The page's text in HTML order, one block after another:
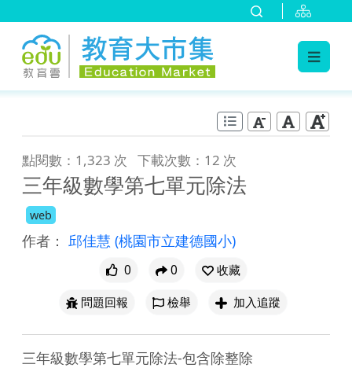
點閱數：1,323 次 下載次數：12 次
三年級數學第七單元除法
web
作者： 邱佳慧 (桃園市立建德國小)
0 0
收藏
問題回報
檢舉 加入追蹤
三年級數學第七單元除法-包含除整除